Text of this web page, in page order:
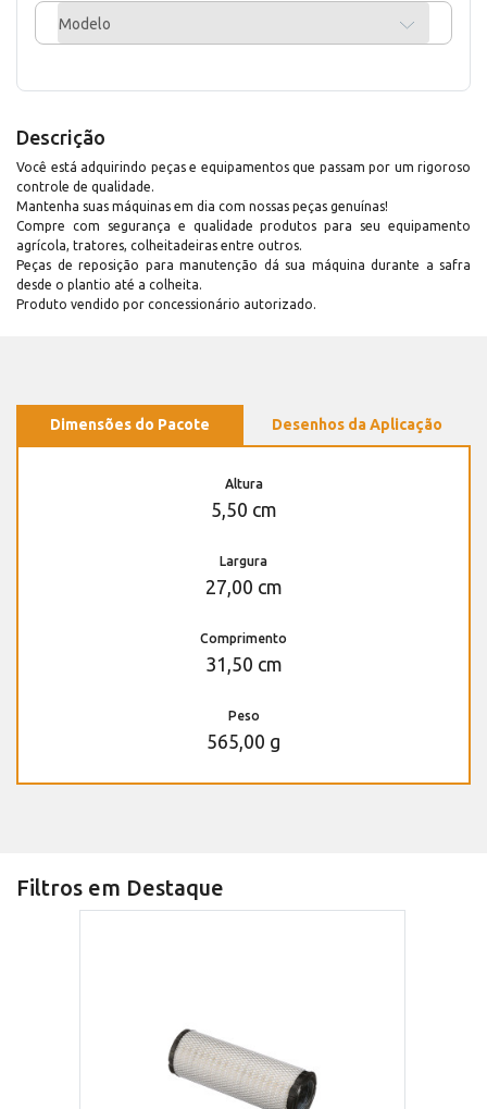
Modelo
Descrição
Você está adquirindo peças e equipamentos que passam por um rigoroso
controle de qualidade.
Mantenha suas máquinas em dia com nossas peças genuínas!
Compre com segurança e qualidade produtos para seu equipamento
agrícola, tratores, colheitadeiras entre outros.
Peças de reposição para manutenção dá sua máquina durante a safra
desde o plantio até a colheita.
Produto vendido por concessionário autorizado.
Dimensões do Pacote Desenhos da Aplicação
Altura
5,50 cm
Largura
27,00 cm
Comprimento
31,50 cm
Peso
565,00 g
Filtros em Destaque